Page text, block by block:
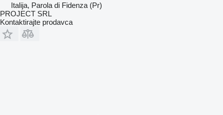
Italija, Parola di Fidenza (Pr)
PROJECT SRL
Kontaktirajte prodavca